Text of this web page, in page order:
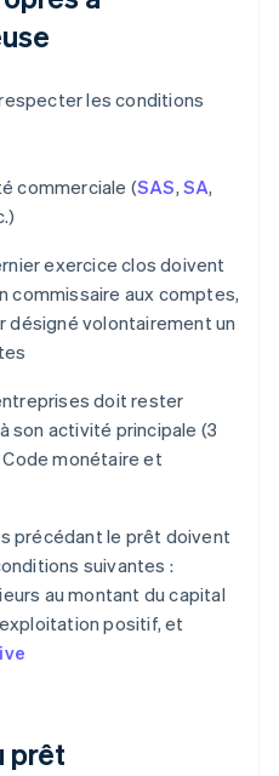
les conditions
commerciale (SAS,SA,
exercice clos doivent
commissaire aux comptes,
désigné volontairement un
doit rester
son activité principale (3
Code monétaire et
précédant le prêt doivent
suivantes :
au montant du capital
positif, et
prêt